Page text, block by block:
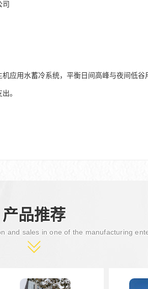
应用水蓄冷系统，平衡日间高峰与夜间低
。
产品推荐
and sales in one of the manufacturing